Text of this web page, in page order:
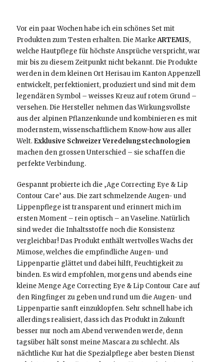
Vor ein paar Wochen habe ich ein schönes Set mit
Produkten zum Testen erhalten. Die MarkeARTEMIS,
welche Hautpflege für höchste Ansprüche verspricht, war
mir bis zu diesem Zeitpunkt nicht bekannt. Die Produkte
werden in dem kleinen Ort Herisau im Kanton Appenzell
entwickelt, perfektioniert, produziert und sind mit dem
legendären Symbol – weisses Kreuz auf rotem Grund –
versehen. Die Hersteller nehmen das Wirkungsvollste
aus der alpinen Pflanzenkunde und kombinieren es mit
modernstem, wissenschaftlichem Know-how aus aller
Welt. Exklusive Schweizer Veredelungstechnologien
machen den grossen Unterschied – sie schaffen die
perfekte Verbindung.
Gespannt probierte ich die ‚Age Correcting Eye & Lip
Contour Care’ aus. Die zart schmelzende Augen- und
Lippenpflege ist transparent und erinnert mich im
ersten Moment – rein optisch – an Vaseline. Natürlich
sind weder die Inhaltsstoffe noch die Konsistenz
vergleichbar! Das Produkt enthält wertvolles Wachs der
Mimose, welches die empfindliche Augen- und
Lippenpartie glättet und dabei hilft, Feuchtigkeit zu
binden. Es wird empfohlen, morgens und abends eine
kleine Menge Age Correcting Eye & Lip Contour Care auf
den Ringfinger zu geben und rund um die Augen- und
Lippenpartie sanft einzuklopfen. Sehr schnell habe ich
allerdings realisiert, dass ich das Produkt in Zukunft
besser nur noch am Abend verwenden werde, denn
tagsüber hält sonst meine Mascara zu schlecht. Als
nächtliche Kur hat die Spezialpflege aber besten Dienst